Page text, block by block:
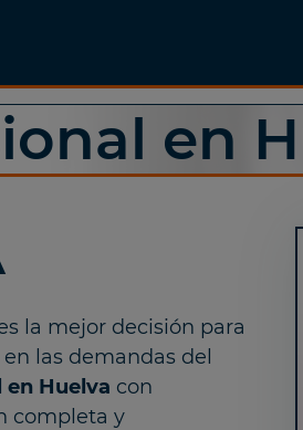
en
la mejor decisión para
las demandas del
Huelva con
completa y